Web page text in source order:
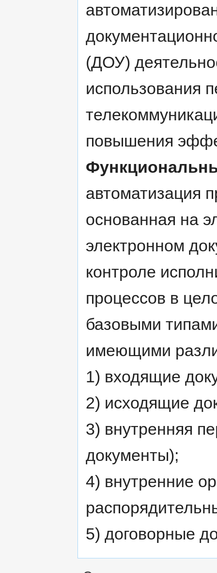
(ДОУ)
использования
повышения
автоматизация
основанная на
электронном
контроле
процессов в
базовыми
имеющими
1) входящие
2) исходящие
3) внутренняя
документы);
4) внутренние
5) договорные